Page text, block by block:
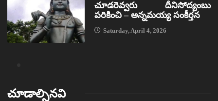
చూడరెవ్వరు దీనిసోద్యంబు
పరికించి – అన్నమయ్య సంకీర్తన
Saturday, April 4, 2026
చూడాల్సినవి